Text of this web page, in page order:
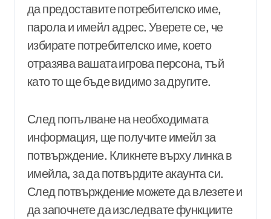
да предоставите потребителско име,
парола и имейл адрес. Уверете се, че
избирате потребителско име, което
отразява вашата игрова персона, тъй
като то ще бъде видимо за другите.
След попълване на необходимата
информация, ще получите имейл за
потвърждение. Кликнете върху линка в
имейла, за да потвърдите акаунта си.
След потвърждение можете да влезете и
да започнете да изследвате функциите